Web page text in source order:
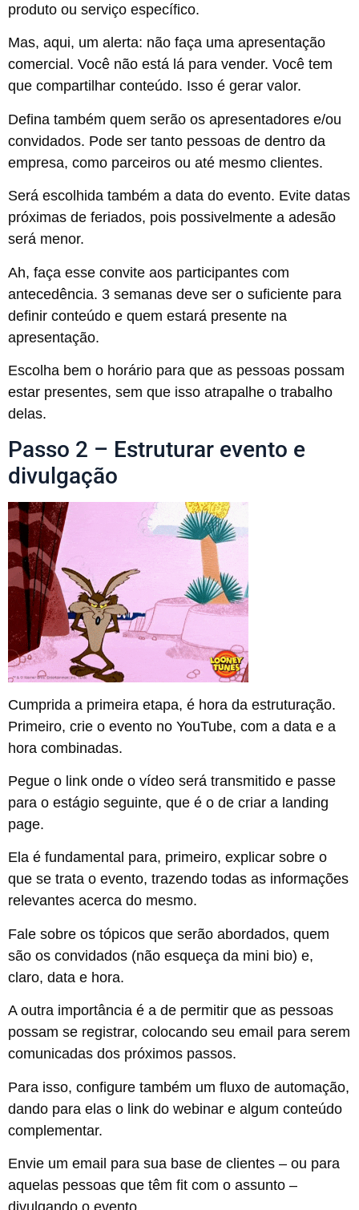
produto ou serviço específico.
Mas, aqui, um alerta: não faça uma apresentação
comercial. Você não está lá para vender. Você tem
que compartilhar conteúdo. Isso é gerar valor.
Defina também quem serão os apresentadores e/ou
convidados. Pode ser tanto pessoas de dentro da
empresa, como parceiros ou até mesmo clientes.
Será escolhida também a data do evento. Evite datas
próximas de feriados, pois possivelmente a adesão
será menor.
Ah, faça esse convite aos participantes com
antecedência. 3 semanas deve ser o suficiente para
definir conteúdo e quem estará presente na
apresentação.
Escolha bem o horário para que as pessoas possam
estar presentes, sem que isso atrapalhe o trabalho
delas.
Passo 2 – Estruturar evento e
divulgação
Cumprida a primeira etapa, é hora da estruturação.
Primeiro, crie o evento no YouTube, com a data e a
hora combinadas.
Pegue o link onde o vídeo será transmitido e passe
para o estágio seguinte, que é o de criar a landing
page.
Ela é fundamental para, primeiro, explicar sobre o
que se trata o evento, trazendo todas as informações
relevantes acerca do mesmo.
Fale sobre os tópicos que serão abordados, quem
são os convidados (não esqueça da mini bio) e,
claro, data e hora.
A outra importância é a de permitir que as pessoas
possam se registrar, colocando seu email para serem
comunicadas dos próximos passos.
Para isso, configure também um fluxo de automação,
dando para elas o link do webinar e algum conteúdo
complementar.
Envie um email para sua base de clientes – ou para
aquelas pessoas que têm fit com o assunto –